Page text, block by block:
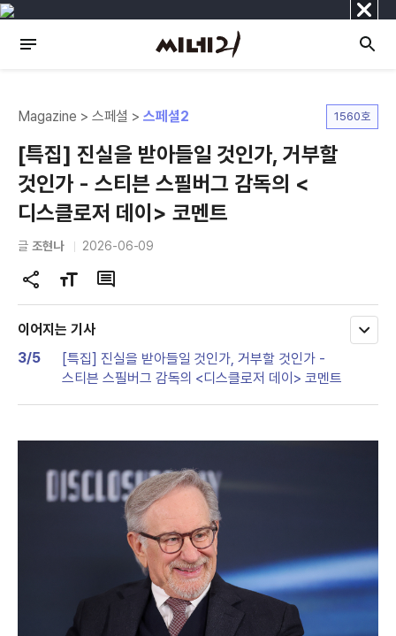
닫
기
Magazine > 스페셜 >스페셜2 1560호
[특집] 진실을 받아들일 것인가, 거부할
것인가 - 스티븐 스필버그 감독의 <
디스클로저 데이> 코멘트
글 조현나 2026-06-09
공
유
하
글
자
크
변
경
댓
글
이어지는 기사
3/5
[특집] 진실을 받아들일 것인가, 거부할 것인가 -
스티븐 스필버그 감독의 <디스클로저 데이> 코멘트
모